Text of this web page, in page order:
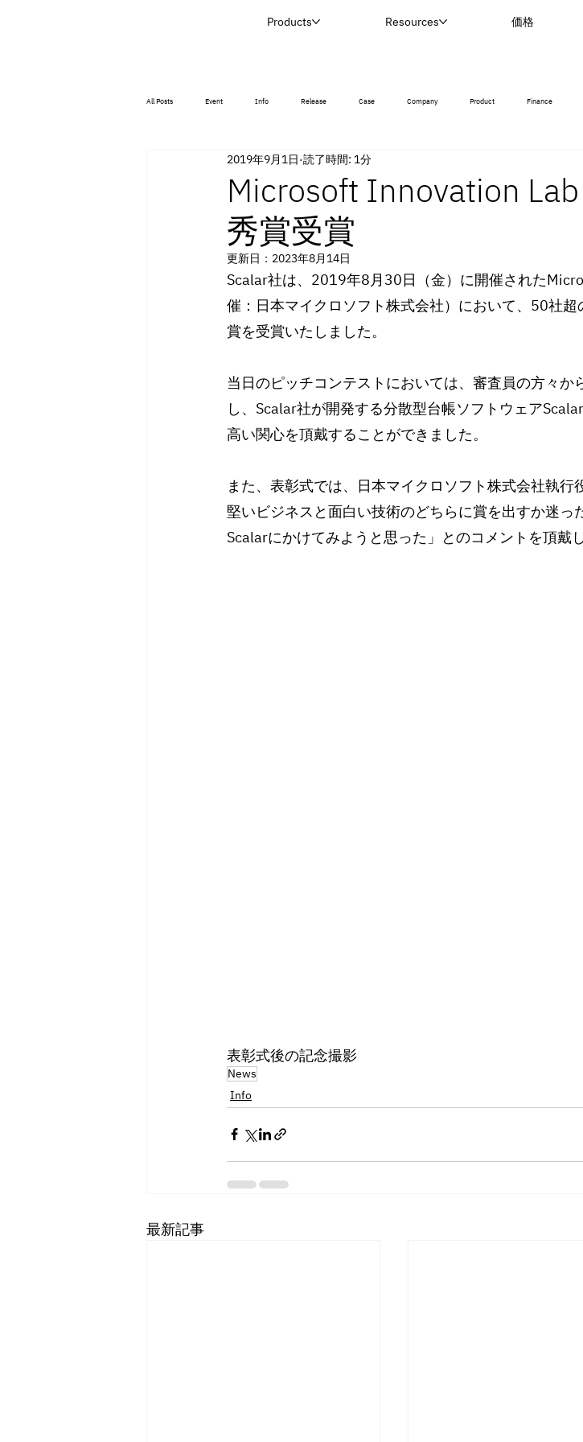
Products Resources 価格
All Posts Event Info Release Case Company Product Finance
Microsoft Innovation
秀賞受賞
2019年9月1日 読了時間: 1分
更新日： 2023年8月14日
Scalar社は、2019年8月30日（金）に開催された
催：日本マイクロソフト株式会社）において、50社
賞を受賞いたしました。
当日のピッチコンテストにおいては、審査員の方々
し、Scalar社が開発する分散型台帳ソフトウェア
高い関心を頂戴することができました。
また、表彰式では、日本マイクロソフト株式会社執
堅いビジネスと面白い技術のどちらに賞を出すか迷っ
Scalarにかけてみようと思った」とのコメントを頂戴し
表彰式後の記念撮影
News
Info
最新記事